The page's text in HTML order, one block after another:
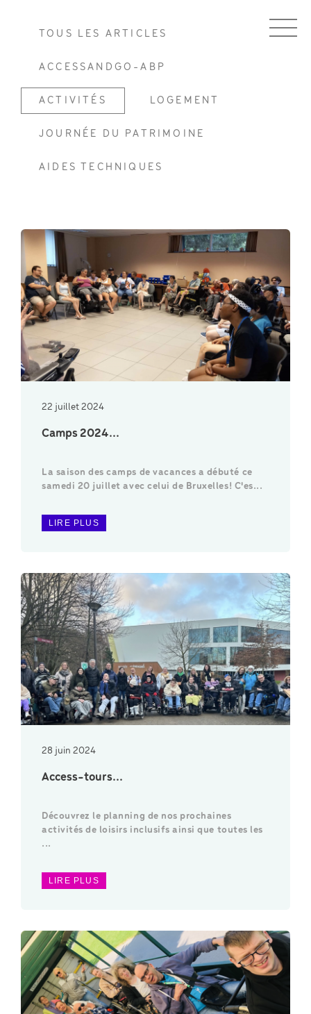
TOUS LES ARTICLES
ACCESSANDGO-ABP
ACTIVITÉS LOGEMENT
JOURNÉE DU PATRIMOINE
AIDES TECHNIQUES
22 juillet 2024
Camps 2024...
La saison des camps de vacances a débuté ce
samedi 20 juillet avec celui de Bruxelles! C'es...
LIRE PLUS
28 juin 2024
Access-tours...
Découvrez le planning de nos prochaines
activités de loisirs inclusifs ainsi que toutes les
...
LIRE PLUS